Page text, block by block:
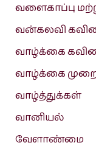
வளைகாப்பு
வன்கலவி
வாழ்க்கை
வாழ்க்கை
வாழ்த்துக்கள்
வானியல்
வேளாண்மை